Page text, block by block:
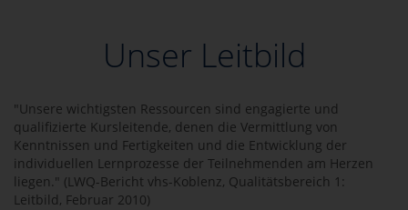
Unser Leitbild
"Unsere wichtigsten Ressourcen sind engagierte und
qualifizierte Kursleitende, denen die Vermittlung von
Kenntnissen und Fertigkeiten und die Entwicklung der
individuellen Lernprozesse der Teilnehmenden am Herzen
liegen." (LWQ-Bericht vhs-Koblenz, Qualitätsbereich 1:
Leitbild, Februar 2010)